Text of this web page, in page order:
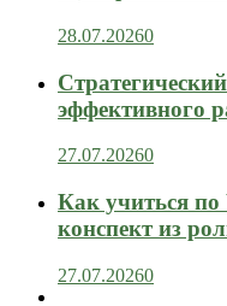
28.07.20260
эффективного
27.07.20260
Как учиться по
конспект из
27.07.20260